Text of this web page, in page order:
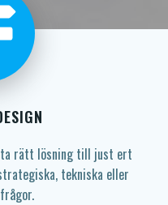
rätt lösning till just ert
tekniska eller